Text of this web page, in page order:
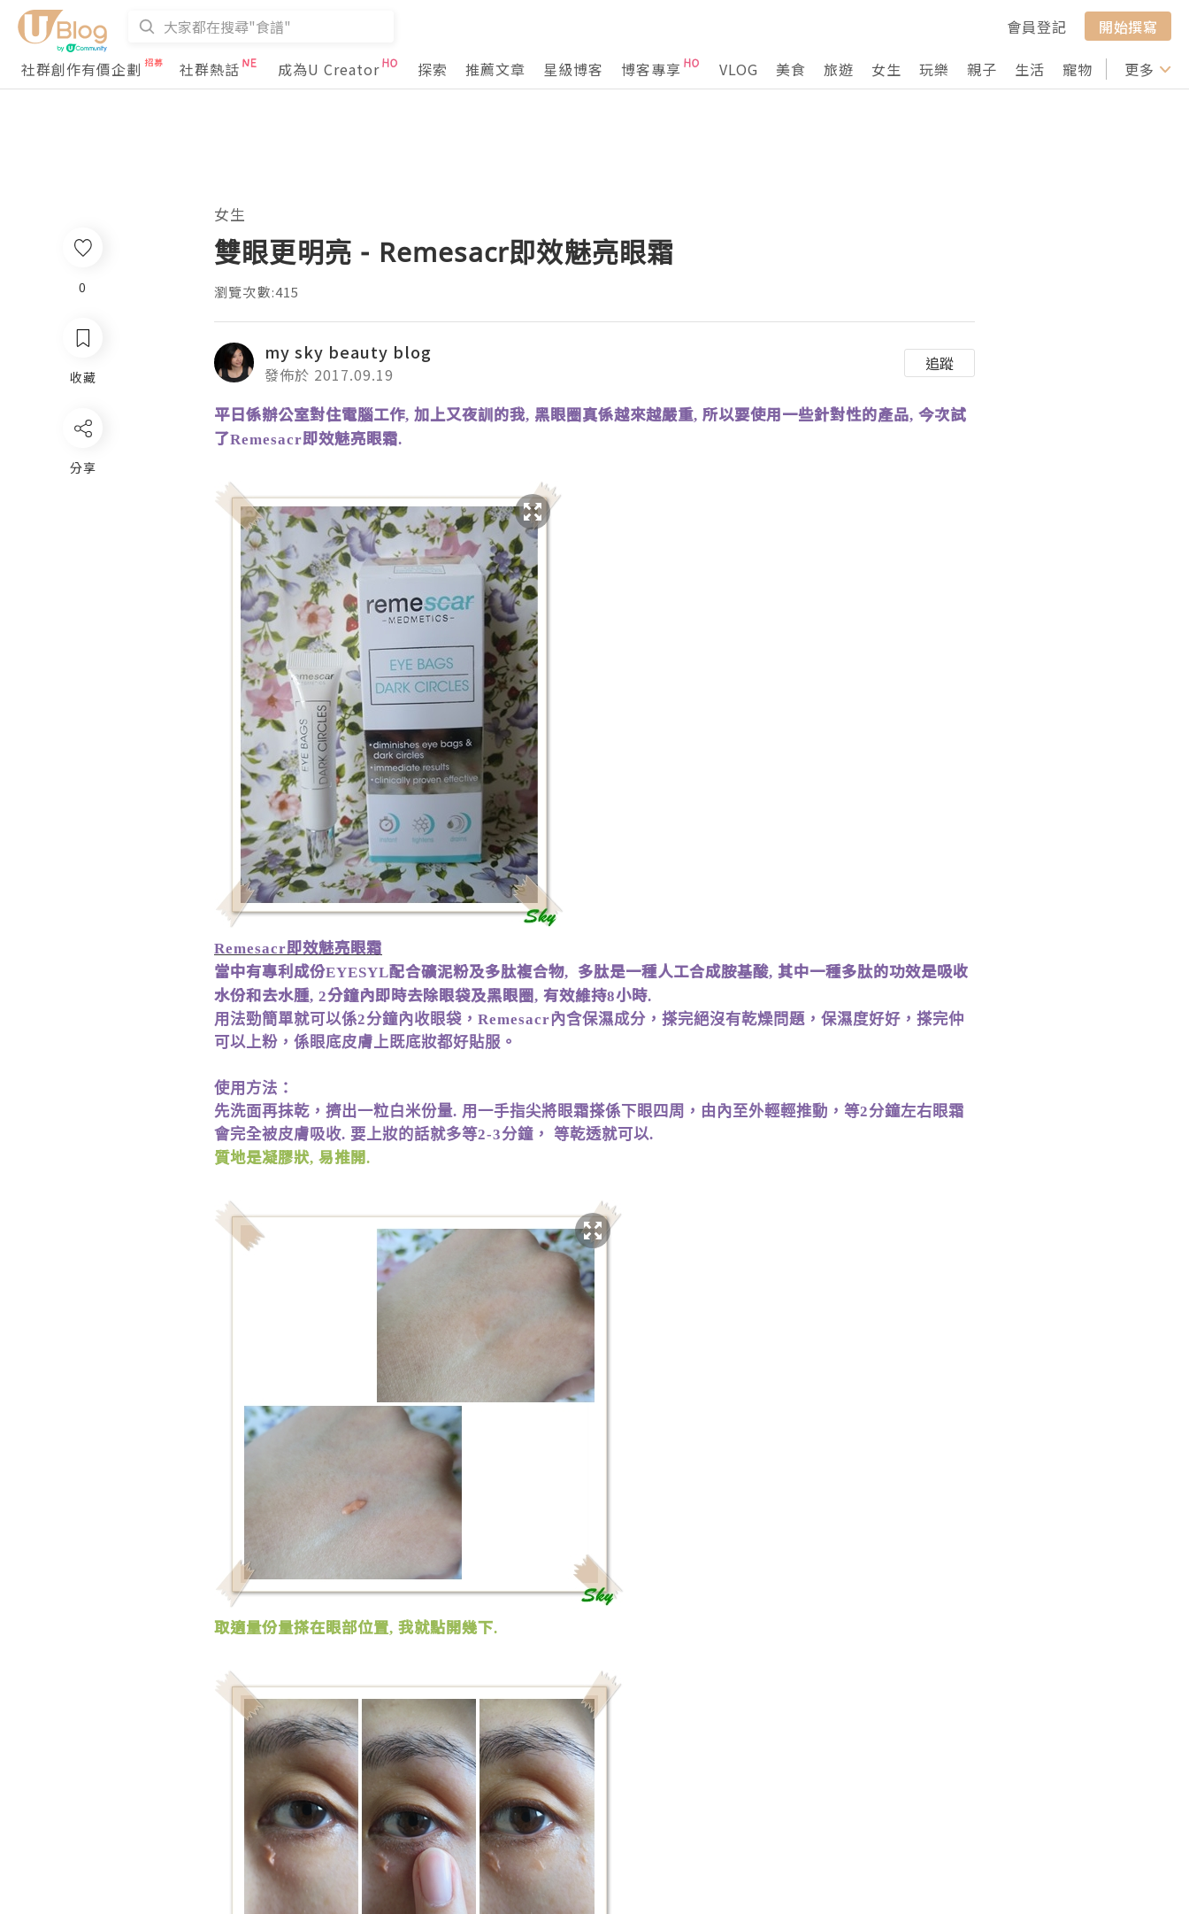
會員登記
開始撰寫
社群創作有價企劃
社群熱話 成為U Creator 探索 推薦文章 星級博客 博客專享 VLOG 美食 旅遊 女生 玩樂 親子 生活 寵物 行山 打卡
更多
0
收藏
分享
女生
雙眼更明亮 - Remesacr即效魅亮眼霜
瀏覽次數:415
my sky beauty blog
發佈於 2017.09.19
追蹤
平日係辦公室對住電腦工作, 加上又夜訓的我, 黑眼圈真係越來越嚴重, 所以要使用一些針對性的產品, 今次試
了Remesacr即效魅亮眼霜.
Remesacr即效魅亮眼霜
當中有專利成份EYESYL配合礦泥粉及多肽複合物, 多肽是一種人工合成胺基酸, 其中一種多肽的功效是吸收
水份和去水腫, 2分鐘內即時去除眼袋及黑眼圈, 有效維持8小時.
用法勁簡單就可以係2分鐘內收眼袋， Remesacr內含保濕成分，搽完絕沒有乾燥問題，保濕度好好，搽完仲
可以上粉，係眼底皮膚上既底妝都好貼服。
使用方法：
先洗面再抹乾，擠出一粒白米份量. 用一手指尖將眼霜搽係下眼四周，由內至外輕輕推動，等2分鐘左右眼霜
會完全被皮膚吸收. 要上妝的話就多等2-3分鐘， 等乾透就可以.
質地是凝膠狀, 易推開.
取適量份量搽在眼部位置, 我就點開幾下.